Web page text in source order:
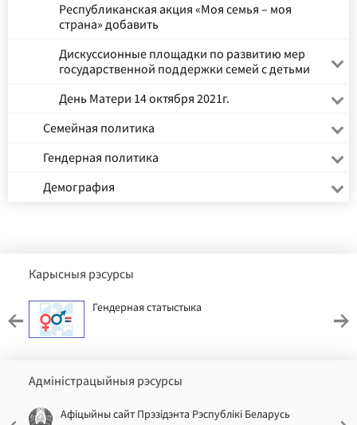
Республиканская акция «Моя семья – моя
страна» добавить
Дискуссионные площадки по развитию мер
государственной поддержки семей с детьми
День Матери 14 октября 2021г.
Семейная политика
Гендерная политика
Демография
Карысныя рэсурсы
Гендерная статыстыка
Адміністрацыйныя рэсурсы
Афіцыйны сайт Прэзідэнта Рэспублікі Беларусь